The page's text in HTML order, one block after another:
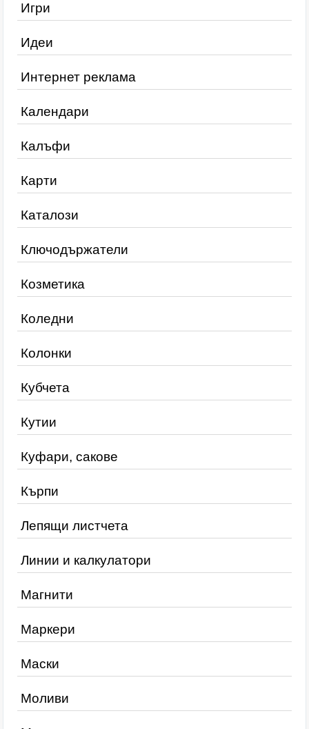
Игри
Идеи
Интернет реклама
Календари
Калъфи
Карти
Каталози
Ключодържатели
Козметика
Коледни
Колонки
Кубчета
Кутии
Куфари, сакове
Кърпи
Лепящи листчета
Линии и калкулатори
Магнити
Маркери
Маски
Моливи